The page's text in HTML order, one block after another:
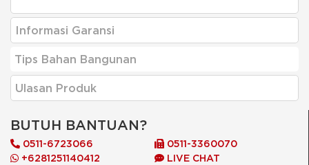
Informasi Garansi
Tips Bahan Bangunan
Ulasan Produk
BUTUH BANTUAN?
0511-6723066
0511-3360070
+6281251140412
LIVE CHAT